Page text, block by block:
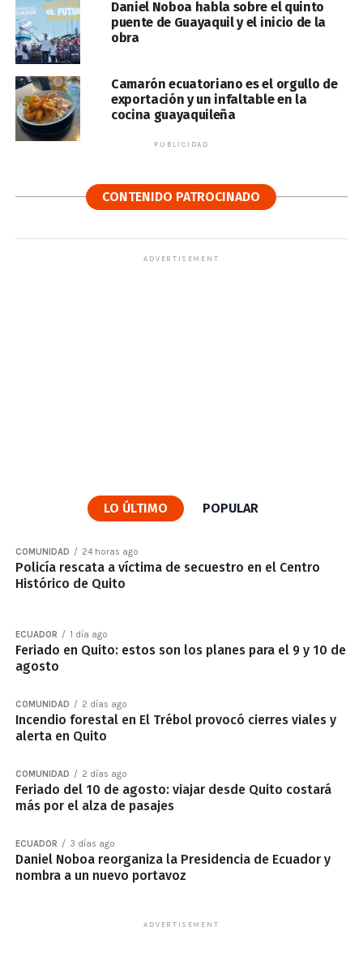
Daniel Noboa habla sobre el quinto
puente de Guayaquil y el inicio de la
obra
Camarón ecuatoriano es el orgullo de
exportación y un infaltable en la
cocina guayaquileña
PUBLICIDAD
CONTENIDO PATROCINADO
ADVERTISEMENT
LO ÚLTIMO POPULAR
COMUNIDAD 24 horas ago
Policía rescata a víctima de secuestro en el Centro
Histórico de Quito
ECUADOR 1 día ago
Feriado en Quito: estos son los planes para el 9 y 10 de
agosto
COMUNIDAD 2 días ago
Incendio forestal en El Trébol provocó cierres viales y
alerta en Quito
COMUNIDAD 2 días ago
Feriado del 10 de agosto: viajar desde Quito costará
más por el alza de pasajes
ECUADOR 3 días ago
Daniel Noboa reorganiza la Presidencia de Ecuador y
nombra a un nuevo portavoz
ADVERTISEMENT